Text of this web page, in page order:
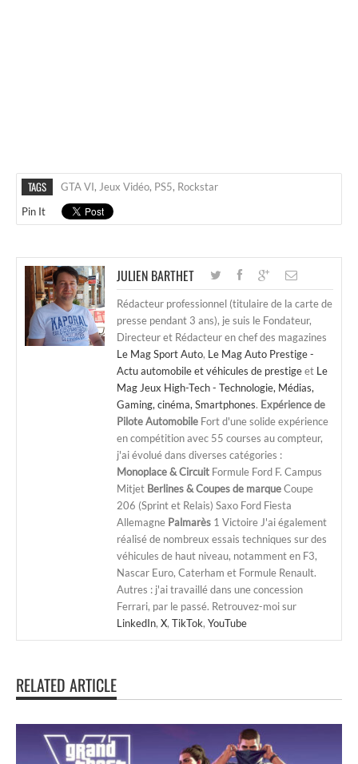
TAGS GTA VI, Jeux Vidéo, PS5, Rockstar
Pin It
JULIEN BARTHET
Rédacteur professionnel (titulaire de la carte de
presse pendant 3 ans), je suis le Fondateur,
Directeur et Rédacteur en chef des magazines
Le Mag Sport Auto, Le Mag Auto Prestige -
Actu automobile et véhicules de prestigeet Le
Mag Jeux High-Tech - Technologie, Médias,
Gaming, cinéma, Smartphones. Expérience de
Pilote Automobile Fort d'une solide expérience
en compétition avec 55 courses au compteur,
j'ai évolué dans diverses catégories :
Monoplace & Circuit Formule Ford F. Campus
Mitjet Berlines & Coupes de marqueCoupe
206 (Sprint et Relais) Saxo Ford Fiesta
Allemagne Palmarès 1 Victoire J'ai également
réalisé de nombreux essais techniques sur des
véhicules de haut niveau, notamment en F3,
Nascar Euro, Caterham et Formule Renault.
Autres : j'ai travaillé dans une concession
Ferrari, par le passé. Retrouvez-moi sur
LinkedIn, X, TikTok, YouTube
RELATED ARTICLE